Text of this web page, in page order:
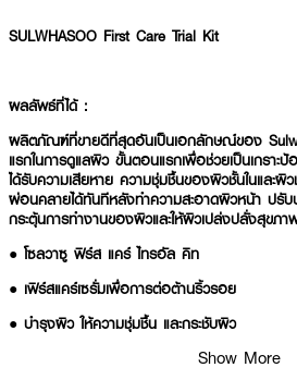
SULWHASOO First Care Trial Kit
ผลลัพธ์ที่ได้ :
ผลิตภัณฑ์ที่ขายดีที่สุดอันเป็นเอกลักษณ์ของ
แรกในการดูแลผิว ขั้นตอนแรกเพื่อช่วยเป็นเกรา
ได้รับความเสียหาย ความชุ่มชื้นของผิวชั้นในและ
ผ่อนคลายได้ทันทีหลังทำความสะอาดผิวหน้า ปรับ
กระตุ้นการทำงานของผิวและให้ผิวเปล่งปลั่งสุขภา
● โซลวาซู ฟิร์ส แคร์ ไทรอัล คิท
● เฟิร์สแคร์เซรั่มเพื่อการต่อต้านริ้วรอย
● บำรุงผิว ให้ความชุ่มชื้น และกระชับผิว
● FDA Registration no. 10-2-6400025824
Show More